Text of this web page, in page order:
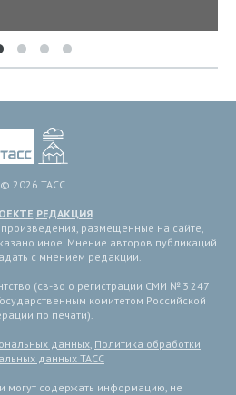
© 2026 ТАСС
РЕДАКЦИЯ
размещенные на сайте,
иное. Мнение авторов публикаций
с мнением редакции.
(св-во о регистрации СМИ № 3 247
комитетом Российской
по печати).
данных, Политика обработки
данных ТАСС
могут содержать информацию, не